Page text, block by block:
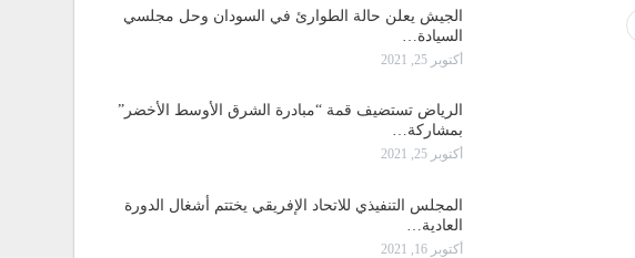
الجيش يعلن حالة الطوارئ في السودان وحل مجلسي
السيادة…
أكتوبر 25, 2021
الرياض تستضيف قمة “مبادرة الشرق الأوسط الأخضر”
بمشاركة…
أكتوبر 25, 2021
المجلس التنفيذي للاتحاد الإفريقي يختتم أشغال الدورة
العادية…
أكتوبر 16, 2021